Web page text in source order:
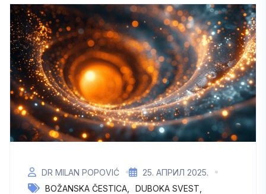
DR MILAN POPOVIĆ
25. АПРИЛ 2025.
BOŽANSKA ČESTICA
DUBOKA SVEST